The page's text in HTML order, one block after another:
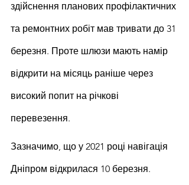
здійснення планових профілактичних
та ремонтних робіт мав тривати до 31
березня. Проте шлюзи мають намір
відкрити на місяць раніше через
високий попит на річкові
перевезення.
Зазначимо, що у 2021 році навігація
Дніпром відкрилася 10 березня.